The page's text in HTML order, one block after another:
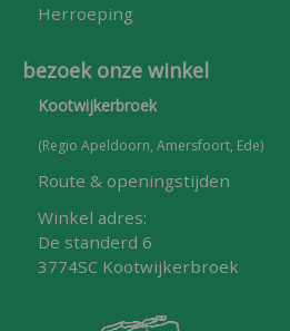
Herroeping
bezoek onze winkel
Kootwijkerbroek
(Regio Apeldoorn, Amersfoort, Ede)
Route & openingstijden
Winkel adres:
De standerd 6
3774SC Kootwijkerbroek